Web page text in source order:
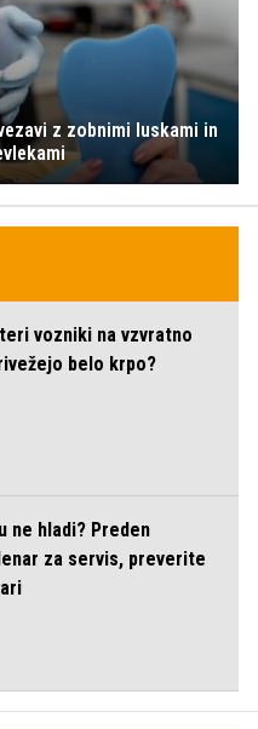
z zobnimi luskami in
vozniki na vzvratno
belo krpo?
ne hladi? Preden
za servis, preverite